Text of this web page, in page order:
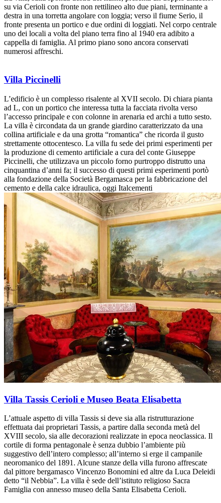
su via Cerioli con fronte non rettilineo alto due piani, terminante a
destra in una torretta angolare con loggia; verso il fiume Serio, il
fronte presenta un portico e due ordini di loggiati. Nel corpo centrale
uno dei locali a volta del piano terra fino al 1940 era adibito a
cappella di famiglia. Al primo piano sono ancora conservati
numerosi affreschi.
Villa Piccinelli
L’edificio è un complesso risalente al XVII secolo. Di chiara pianta
ad L, con un portico che interessa tutta la facciata rivolta verso
l’accesso principale e con colonne in arenaria ed archi a tutto sesto.
La villa è circondata da un grande giardino caratterizzato da una
collina artificiale e da una grotta “romantica” che ricorda il gusto
strettamente ottocentesco. La villa fu sede dei primi esperimenti per
la produzione di cemento artificiale a cura del conte Giuseppe
Piccinelli, che utilizzava un piccolo forno purtroppo distrutto una
cinquantina d’anni fa; il successo di questi primi esperimenti portò
alla fondazione della Società Bergamasca per la fabbricazione del
cemento e della calce idraulica, oggi Italcementi
Villa Tassis Cerioli e Museo Beata Elisabetta
L’attuale aspetto di villa Tassis si deve sia alla ristrutturazione
effettuata dai proprietari Tassis, a partire dalla seconda metà del
XVIII secolo, sia alle decorazioni realizzate in epoca neoclassica. Il
cortile di forma pentagonale è senza dubbio l’ambiente più
suggestivo dell’intero complesso; all’interno si erge il campanile
neoromanico del 1891. Alcune stanze della villa furono affrescate
dal pittore bergamasco Vincenzo Bonomini ed altre da Luca Deleidi
detto “il Nebbia”. La villa è sede dell’istituto religioso Sacra
Famiglia con annesso museo della Santa Elisabetta Cerioli.